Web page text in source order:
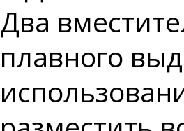
Два
плавного